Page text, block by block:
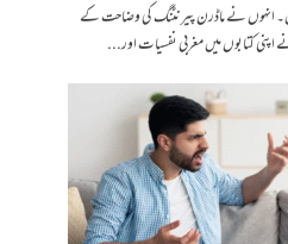
ہیں۔ انہوں نے ماڈرن پیرنٹنگ کی وضاحت کے
کتابوں میں مغربی نفسیات اور...